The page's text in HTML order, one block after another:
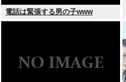
電話は緊張する男の子www